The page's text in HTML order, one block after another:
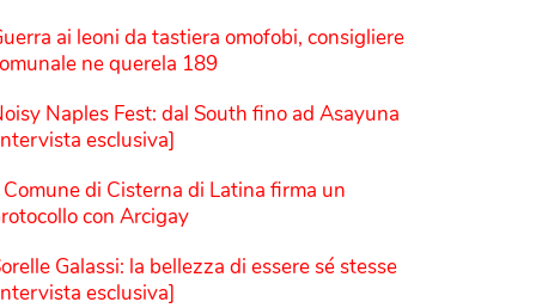
ai leoni da tastiera omofobi, consigliere
ne querela 189
Naples Fest: dal South fino ad Asayuna
esclusiva]
Comune di Cisterna di Latina firma un
con Arcigay
Galassi: la bellezza di essere sé stesse
esclusiva]